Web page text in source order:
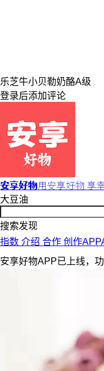
乐芝牛小贝勒奶酪A级
登录后添加评论
安享好物用安享好物 享
大豆油
搜索发现
指数 介绍 合作 创作APP
安享好物APP已上线，